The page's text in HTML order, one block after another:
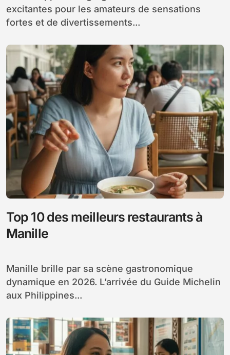
excitantes pour les amateurs de sensations
fortes et de divertissements...
Top 10 des meilleurs restaurants à
Manille
Manille brille par sa scène gastronomique
dynamique en 2026. L’arrivée du Guide Michelin
aux Philippines...